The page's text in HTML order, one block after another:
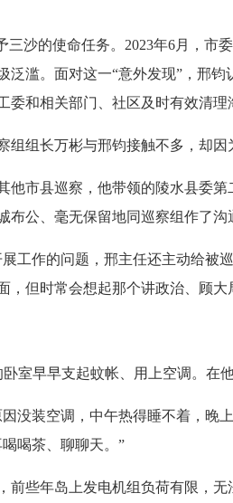
沙的使命任务。2023年6月，市
泛滥。面对这一“意外发现”，邢
和相关部门、社区及时有效清理
长万彬与邢钧接触不多，却因
市县巡察，他带领的陵水县委第
公、毫无保留地同巡察组作了沟
作的问题，邢主任还主动给被
但时常会想起那个讲政治、顾大
早早支起蚊帐、用上空调。在
装空调，中午热得睡不着，晚
喝茶、聊聊天。”
年岛上发电机组负荷有限，无